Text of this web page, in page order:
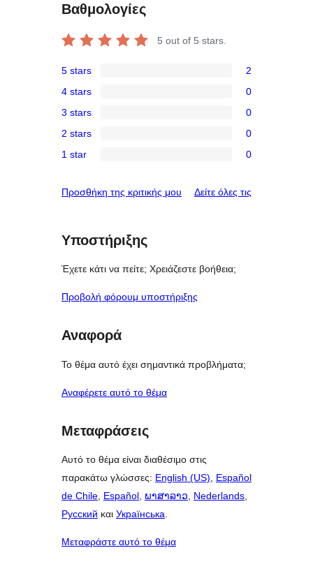
Βαθμολογίες
5 out of 5 stars.
5-
star
reviews
5 stars 2
4-
star
reviews
4 stars 0
3-
star
3 stars 0
2-
reviews
2 stars 0
star
1 star 0
Προσθήκη της κριτικής μου Δείτε όλες τις
Υποστήριξης
Έχετε κάτι να πείτε; Χρειάζεστε βοήθεια;
Προβολή φόρουμ υποστήριξης
Αναφορά
Το θέμα αυτό έχει σημαντικά προβλήματα;
Αναφέρετε αυτό το θέμα
Μεταφράσεις
Αυτό το θέμα είναι διαθέσιμο στις
παρακάτω γλώσσες: English (US), Español
de Chile, Español, ພາສາລາວ, Nederlands,
Русский και Українська.
Μεταφράστε αυτό το θέμα